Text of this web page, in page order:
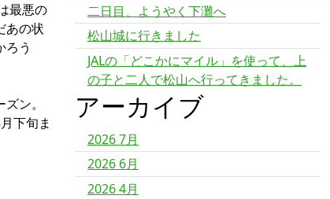
最悪の
あの状
ろう
ン。
下旬ま
二日目、ようやく下灘へ
松山城に行きました
JALの「どこかにマイル」を使って、上
の子と二人で松山へ行ってきました。
アーカイブ
2026 7月
2026 6月
2026 4月